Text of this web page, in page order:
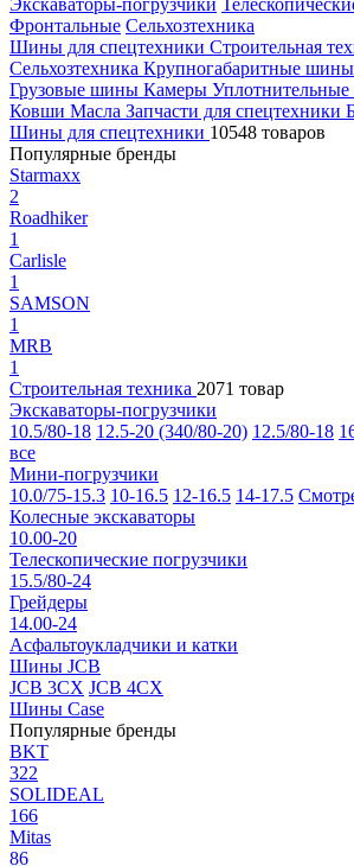
Экскаваторы-погрузчики
Фронтальные Сельхозтехника
Шины для спецтехники Строительная
Сельхозтехника Крупногабаритные шины
Грузовые шины Камеры Уплотнительные
Ковши Масла Запчасти для спецтехники
Шины для спецтехники 10548 товаров
Популярные бренды
Starmaxx
2
Roadhiker
1
Carlisle
1
SAMSON
1
MRB
1
Строительная техника 2071 товар
Экскаваторы-погрузчики
10.5/80-18 12.5-20 (340/80-20) 12.5/80-18
все
Мини-погрузчики
10.0/75-15.3 10-16.5 12-16.5 14-17.5
Колесные экскаваторы
10.00-20
Телескопические погрузчики
15.5/80-24
Грейдеры
14.00-24
Асфальтоукладчики и катки
Шины JCB
JCB 3CX JCB 4CX
Шины Case
Популярные бренды
BKT
322
SOLIDEAL
166
Mitas
86